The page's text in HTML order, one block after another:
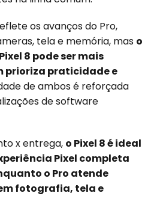
os avanços do Pro,
tela e memória, mas o
8 pode ser mais
prioriza praticidade e
de ambos é reforçada
de software
x entrega, o Pixel 8 é ideal
Pixel completa
o Pro atende
fotografia, tela e